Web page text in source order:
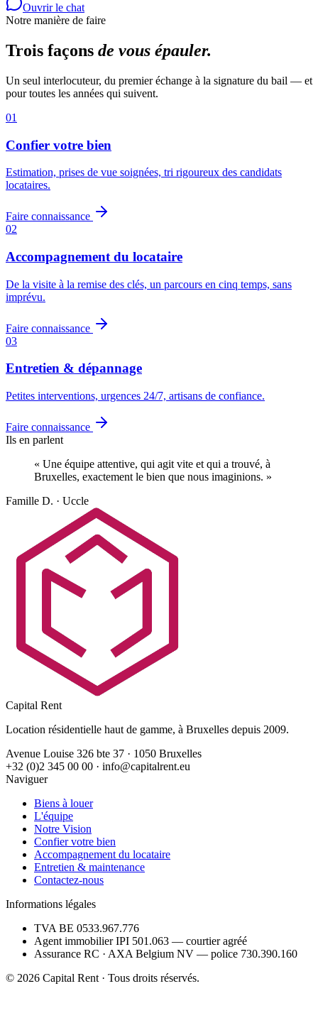
Ouvrir le chat
Notre manière de faire
Trois façons de vous épauler.
Un seul interlocuteur, du premier échange à la signature du bail — et
pour toutes les années qui suivent.
01
Confier votre bien
Estimation, prises de vue soignées, tri rigoureux des candidats
locataires.
Faire connaissance
02
Accompagnement du locataire
De la visite à la remise des clés, un parcours en cinq temps, sans
imprévu.
Faire connaissance
03
Entretien & dépannage
Petites interventions, urgences 24/7, artisans de confiance.
Faire connaissance
Ils en parlent
« Une équipe attentive, qui agit vite et qui a trouvé, à
Bruxelles, exactement le bien que nous imaginions. »
Famille D. · Uccle
Capital Rent
Location résidentielle haut de gamme, à Bruxelles depuis 2009.
Avenue Louise 326 bte 37 · 1050 Bruxelles
+32 (0)2 345 00 00 · info@capitalrent.eu
Naviguer
Biens à louer
L'équipe
Notre Vision
Confier votre bien
Accompagnement du locataire
Entretien & maintenance
Contactez-nous
Informations légales
TVA BE 0533.967.776
Agent immobilier IPI 501.063 — courtier agréé
Assurance RC · AXA Belgium NV — police 730.390.160
© 2026 Capital Rent · Tous droits réservés.